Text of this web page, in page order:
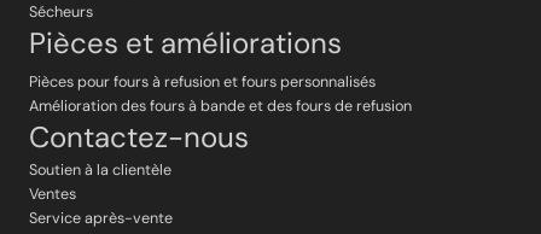
Sécheurs
Pièces et améliorations
Pièces pour fours à refusion et fours personnalisés
Amélioration des fours à bande et des fours de refusion
Contactez-nous
Soutien à la clientèle
Ventes
Service après-vente